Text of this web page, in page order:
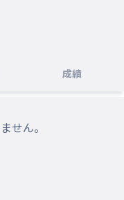
成績
せん。